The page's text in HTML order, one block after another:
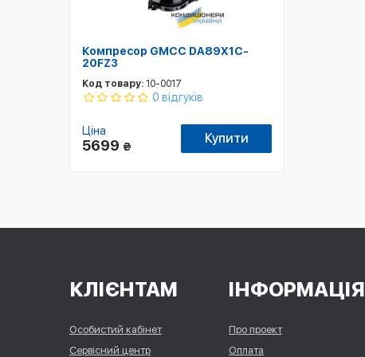
Компресор GMCC DA89X1C-
20FZ3
Код товару: 10-0017
0 відгуків
Ціна
5699 ₴
Купити
КЛІЄНТАМ
Особистий кабінет
Сервісний центр
ІНФОРМАЦІЯ
Про проект
Оплата